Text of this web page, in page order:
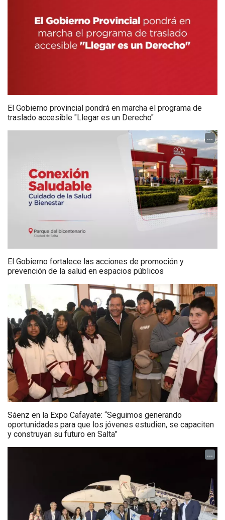
El Gobierno provincial pondrá en marcha el programa de
traslado accesible "Llegar es un Derecho"
...
El Gobierno fortalece las acciones de promoción y
prevención de la salud en espacios públicos
...
Sáenz en la Expo Cafayate: “Seguimos generando
oportunidades para que los jóvenes estudien, se capaciten
y construyan su futuro en Salta”
...